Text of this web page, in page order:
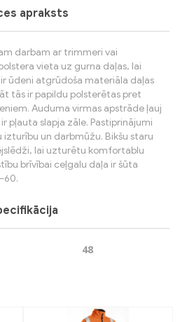
apraksts
darbam ar trimmeri vai
vieta uz gurna daļas, lai
ūdeni atgrūdoša materiāla daļas
tās ir papildu polsterētas pret
Auduma virmas apstrāde ļauj
pļauta slapja zāle. Pastiprinājumi
izturību un darbmūžu. Bikšu staru
lai uzturētu komfortablu
brīvībai ceļgalu daļa ir šūta
48